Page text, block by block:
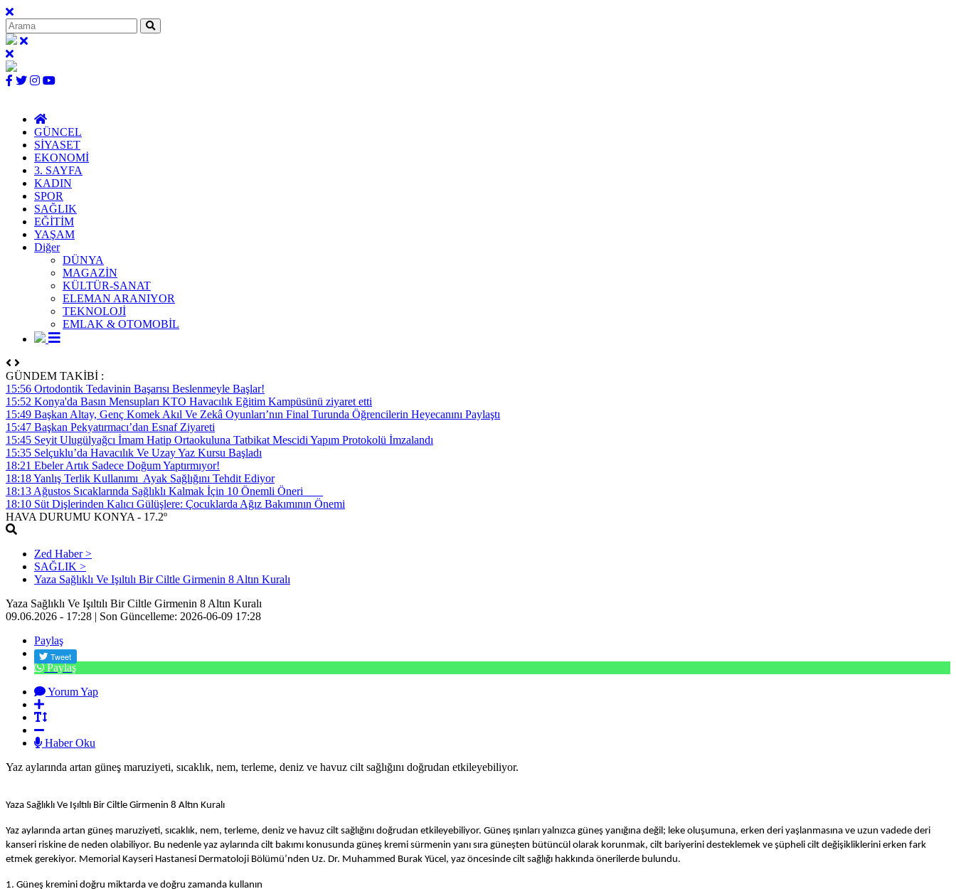
GÜNCEL
SİYASET
EKONOMİ
3. SAYFA
KADIN
SPOR
SAĞLIK
EĞİTİM
YAŞAM
Diğer
DÜNYA
MAGAZİN
KÜLTÜR-SANAT
ELEMAN ARANIYOR
TEKNOLOJİ
EMLAK & OTOMOBİL
GÜNDEM TAKİBİ :
15:56 Ortodontik Tedavinin Başarısı Beslenmeyle Başlar!
15:52 Konya'da Basın Mensupları KTO Havacılık Eğitim Kampüsünü ziyaret etti
15:49 Başkan Altay, Genç Komek Akıl Ve Zekâ Oyunları’nın Final Turunda Öğrencilerin Heyecanını Paylaştı
15:47 Başkan Pekyatırmacı’dan Esnaf Ziyareti
15:45 Seyit Ulugülyağcı İmam Hatip Ortaokuluna Tatbikat Mescidi Yapım Protokolü İmzalandı
15:35 Selçuklu’da Havacılık Ve Uzay Yaz Kursu Başladı
18:21 Ebeler Artık Sadece Doğum Yaptırmıyor!
18:18 Yanlış Terlik Kullanımı Ayak Sağlığını Tehdit Ediyor
18:13 Ağustos Sıcaklarında Sağlıklı Kalmak İçin 10 Önemli Öneri
18:10 Süt Dişlerinden Kalıcı Gülüşlere: Çocuklarda Ağız Bakımının Önemi
HAVA DURUMU KONYA - 17.2º
Zed Haber >
SAĞLIK >
Yaza Sağlıklı Ve Işıltılı Bir Ciltle Girmenin 8 Altın Kuralı
Yaza Sağlıklı Ve Işıltılı Bir Ciltle Girmenin 8 Altın Kuralı
09.06.2026 - 17:28 | Son Güncelleme: 2026-06-09 17:28
Paylaş
Paylaş
Yorum Yap
Haber Oku
Yaz aylarında artan güneş maruziyeti, sıcaklık, nem, terleme, deniz ve havuz cilt sağlığını doğrudan etkileyebiliyor.
Yaza Sağlıklı Ve Işıltılı Bir Ciltle Girmenin 8 Altın Kuralı
Yaz aylarında artan güneş maruziyeti, sıcaklık, nem, terleme, deniz ve havuz cilt sağlığını doğrudan etkileyebiliyor. Güneş ışınları yalnızca güneş yanığına değil; leke oluşumuna, erken deri yaşlanmasına ve uzun vadede deri
kanseri riskine de neden olabiliyor. Bu nedenle yaz aylarında cilt bakımı konusunda güneş kremi sürmenin yanı sıra güneşten bütüncül olarak korunmak, cilt bariyerini desteklemek ve şüpheli cilt değişikliklerini erken fark
etmek gerekiyor. Memorial Kayseri Hastanesi Dermatoloji Bölümü’nden Uz. Dr. Muhammed Burak Yücel, yaz öncesinde cilt sağlığı hakkında önerilerde bulundu.
1. Güneş kremini doğru miktarda ve doğru zamanda kullanın